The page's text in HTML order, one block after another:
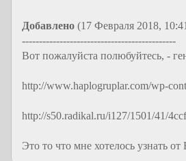
Добавлено (17 Февраля 2018,
---------------------------------------------
Вот пожалуйста полюбуйтесь, -
http://www.haplogruplar.com/wp-
http://s50.radikal.ru/i127/1501/41/
Это то что мне хотелось узнать от